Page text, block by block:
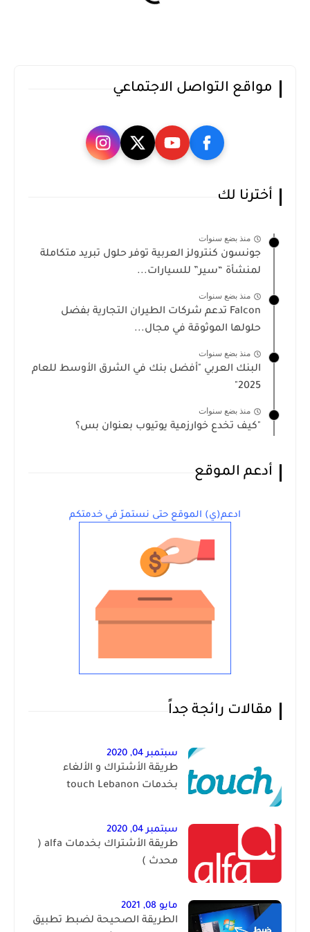
مواقع التواصل الاجتماعي
أخترنا لك
منذ بضع سنوات
جونسون كنترولز العربية توفر حلول تبريد متكاملة
لمنشأة “سير” للسيارات...
منذ بضع سنوات
Falcon تدعم شركات الطيران التجارية بفضل
حلولها الموثوقة في مجال...
منذ بضع سنوات
البنك العربي "أفضل بنك في الشرق الأوسط للعام
2025"
منذ بضع سنوات
"كيف تخدع خوارزمية يوتيوب بعنوان بس؟
أدعم الموقع
ادعم(ي) الموقع حتى نستمرّ في خدمتكم
مقالات رائجة جداً
سبتمبر 04, 2020
طريقة الأشتراك و الألغاء
بخدمات touch Lebanon
سبتمبر 04, 2020
طريقة الأشتراك بخدمات alfa (
محدث )
مايو 08, 2021
الطريقة الصحيحة لضبط تطبيق